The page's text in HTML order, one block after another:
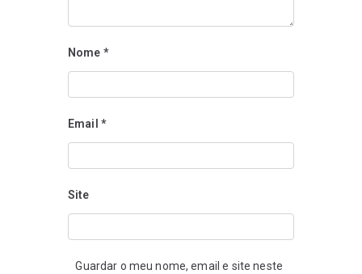
Nome *
Email *
Site
Guardar o meu nome, email e site neste